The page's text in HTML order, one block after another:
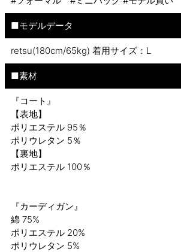
■モデルデータ
retsu(180cm/65kg) 着用サイズ：L
■素材
『コート』
【表地】
ポリエステル 95％
ポリウレタン 5％
【裏地】
ポリエステル 100％
『カーディガン』
綿 75%
ポリエステル 20%
ポリウレタン 5%